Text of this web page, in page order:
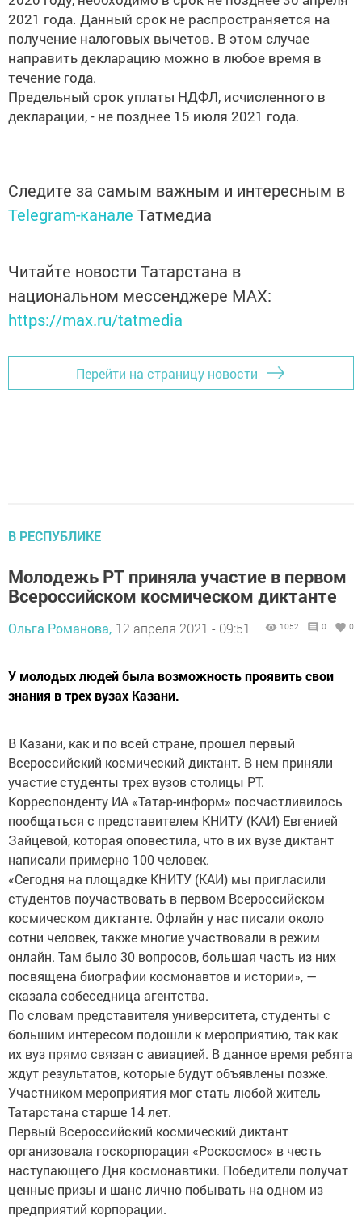
2021 года. Данный срок не распространяется на
получение налоговых вычетов. В этом случае
направить декларацию можно в любое время в
течение года.
Предельный срок уплаты НДФЛ, исчисленного в
декларации, - не позднее 15 июля 2021 года.
Следите за самым важным и интересным в
Telegram-канале Татмедиа
Читайте новости Татарстана в
национальном мессенджере MАХ:
https://max.ru/tatmedia
Перейти на страницу новости
В РЕСПУБЛИКЕ
Молодежь РТ приняла участие в первом
Всероссийском космическом диктанте
Ольга Романова, 12 апреля 2021 - 09:51 1052 0 0
У молодых людей была возможность проявить свои
знания в трех вузах Казани.
В Казани, как и по всей стране, прошел первый
Всероссийский космический диктант. В нем приняли
участие студенты трех вузов столицы РТ.
Корреспонденту ИА «Татар-информ» посчастливилось
пообщаться с представителем КНИТУ (КАИ) Евгенией
Зайцевой, которая оповестила, что в их вузе диктант
написали примерно 100 человек.
«Сегодня на площадке КНИТУ (КАИ) мы пригласили
студентов поучаствовать в первом Всероссийском
космическом диктанте. Офлайн у нас писали около
сотни человек, также многие участвовали в режим
онлайн. Там было 30 вопросов, большая часть из них
посвящена биографии космонавтов и истории», —
сказала собеседница агентства.
По словам представителя университета, студенты с
большим интересом подошли к мероприятию, так как
их вуз прямо связан с авиацией. В данное время ребята
ждут результатов, которые будут объявлены позже.
Участником мероприятия мог стать любой житель
Татарстана старше 14 лет.
Первый Всероссийский космический диктант
организовала госкорпорация «Роскосмос» в честь
наступающего Дня космонавтики. Победители получат
ценные призы и шанс лично побывать на одном из
предприятий корпорации.